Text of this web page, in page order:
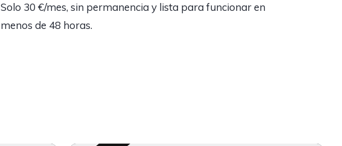
Solo 30 €/mes, sin permanencia y lista para funcionar en
menos de 48 horas.